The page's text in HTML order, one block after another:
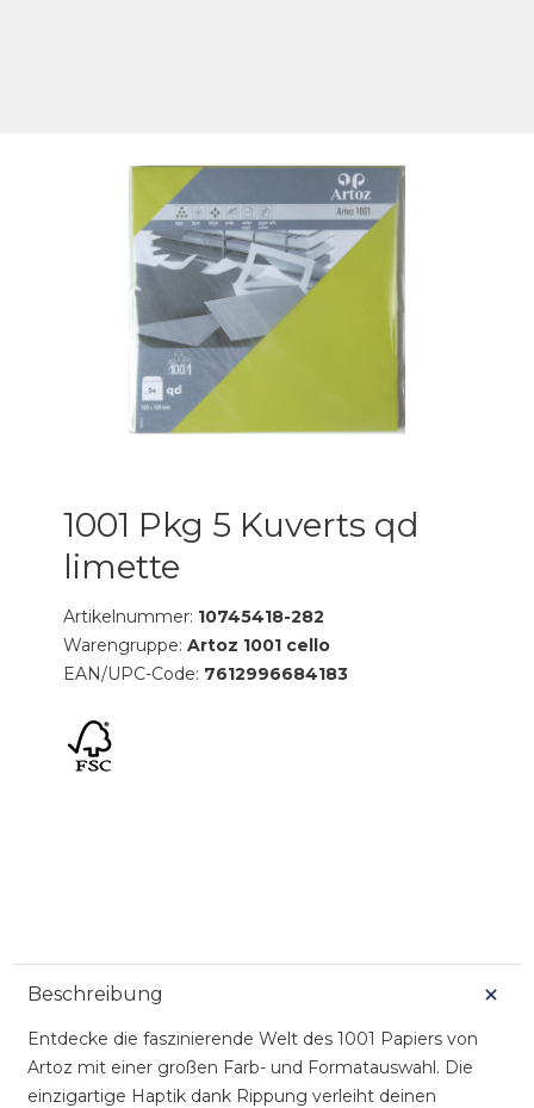
1001 Pkg 5 Kuverts qd
limette
Artikelnummer: 10745418-282
Warengruppe:Artoz 1001 cello
EAN/UPC-Code: 7612996684183
Beschreibung
Entdecke die faszinierende Welt des 1001 Papiers von
Artoz mit einer großen Farb- und Formatauswahl. Die
einzigartige Haptik dank Rippung verleiht deinen